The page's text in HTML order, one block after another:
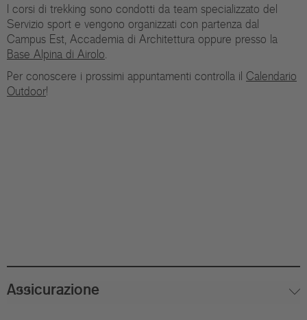
I corsi di trekking sono condotti da team specializzato del
Servizio sport e vengono organizzati con partenza dal
Campus Est, Accademia di Architettura oppure presso la
Base Alpina di Airolo.
Per conoscere i prossimi appuntamenti controlla il Calendario
Outdoor!
Assicurazione